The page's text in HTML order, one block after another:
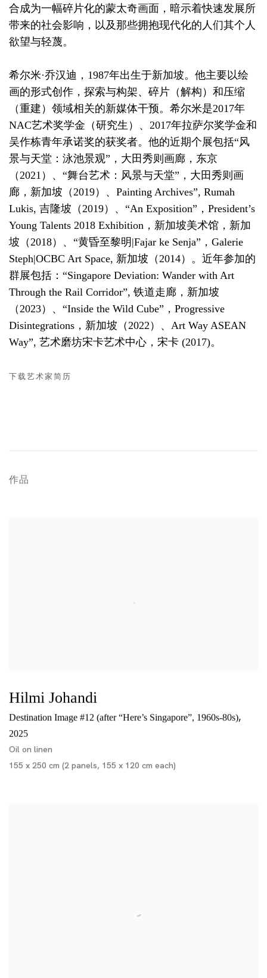
合成为一幅碎片化的蒙太奇画面，暗示着快速发展所
带来的社会影响，以及那些拥抱现代化的人们其个人
欲望与轻蔑。
希尔米·乔汉迪，1987年出生于新加坡。他主要以绘
画的形式创作，探索与构架、碎片（解构）和压缩
（重建）领域相关的新媒体干预。希尔米是2017年
NAC艺术奖学金（研究生）、2017年拉萨尔奖学金和
吴作栋青年承诺奖的获奖者。他的近期个展包括“风
景与天堂：泳池景观”，大田秀则画廊，东京
（2021）、“舞台艺术：风景与天堂”，大田秀则画
廊，新加坡（2019）、Painting Archives”, Rumah
Lukis, 吉隆坡（2019）、“An Exposition”，President’s
Young Talents 2018 Exhibition，新加坡美术馆，新加
坡（2018）、“黄昏至黎明|Fajar ke Senja”，Galerie
Steph|OCBC Art Space, 新加坡（2014）。近年参加的
群展包括：“Singapore Deviation: Wander with Art
Through the Rail Corridor”, 铁道走廊，新加坡
（2023）、“Inside the Wild Cube”，Progressive
Disintegrations，新加坡（2022）、Art Way ASEAN
Way”, 艺术磨坊宋卡艺术中心，宋卡 (2017)。
下载艺术家简历
作品
Hilmi Johandi
Destination Image #12 (after “Here’s Singapore”, 1960s-80s),
2025
Oil on linen
155 x 250 cm (2 panels, 155 x 120 cm each)